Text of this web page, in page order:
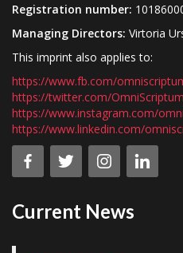
Registration number:
Managing Directors: Virtoria
This imprint also applies to:
https://www.fb.com/
https://twitter.com/OmniScriptum
https://www.instagram.com/
https://www.linkedin.com/
Current News